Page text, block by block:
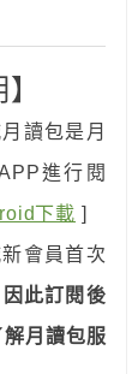
讀包是月
進行閱
下載 ]
會員首次
因此訂閱後
月讀包服